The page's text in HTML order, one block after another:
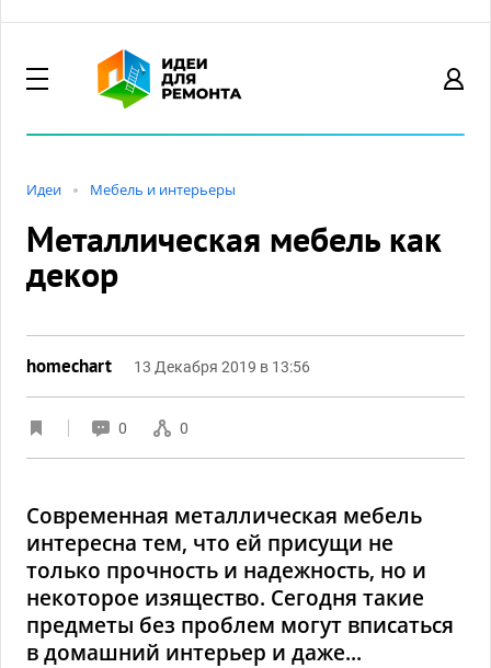
Идеи Мебель и интерьеры
Металлическая мебель как
декор
homechart 13 Декабря 2019 в 13:56
0 0
Современная металлическая мебель
интересна тем, что ей присущи не
только прочность и надежность, но и
некоторое изящество. Сегодня такие
предметы без проблем могут вписаться
в домашний интерьер и даже...